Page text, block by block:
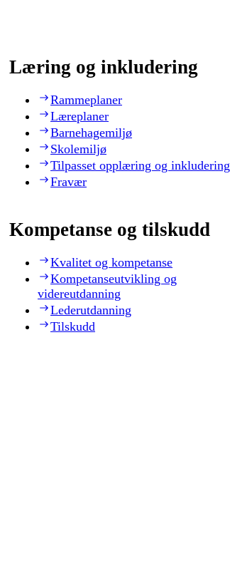
Læring og inkludering
Rammeplaner
Læreplaner
Barnehagemiljø
Skolemiljø
Tilpasset opplæring og inkludering
Fravær
Kompetanse og tilskudd
Kvalitet og kompetanse
Kompetanseutvikling og
videreutdanning
Lederutdanning
Tilskudd